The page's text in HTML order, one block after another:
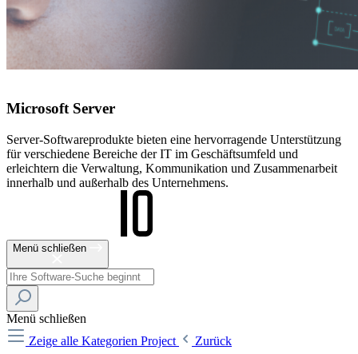
Microsoft Server
Server-Softwareprodukte bieten eine hervorragende Unterstützung
für verschiedene Bereiche der IT im Geschäftsumfeld und
erleichtern die Verwaltung, Kommunikation und Zusammenarbeit
innerhalb und außerhalb des Unternehmens.
Menü schließen
Menü schließen
Zeige alle Kategorien Project
Zurück